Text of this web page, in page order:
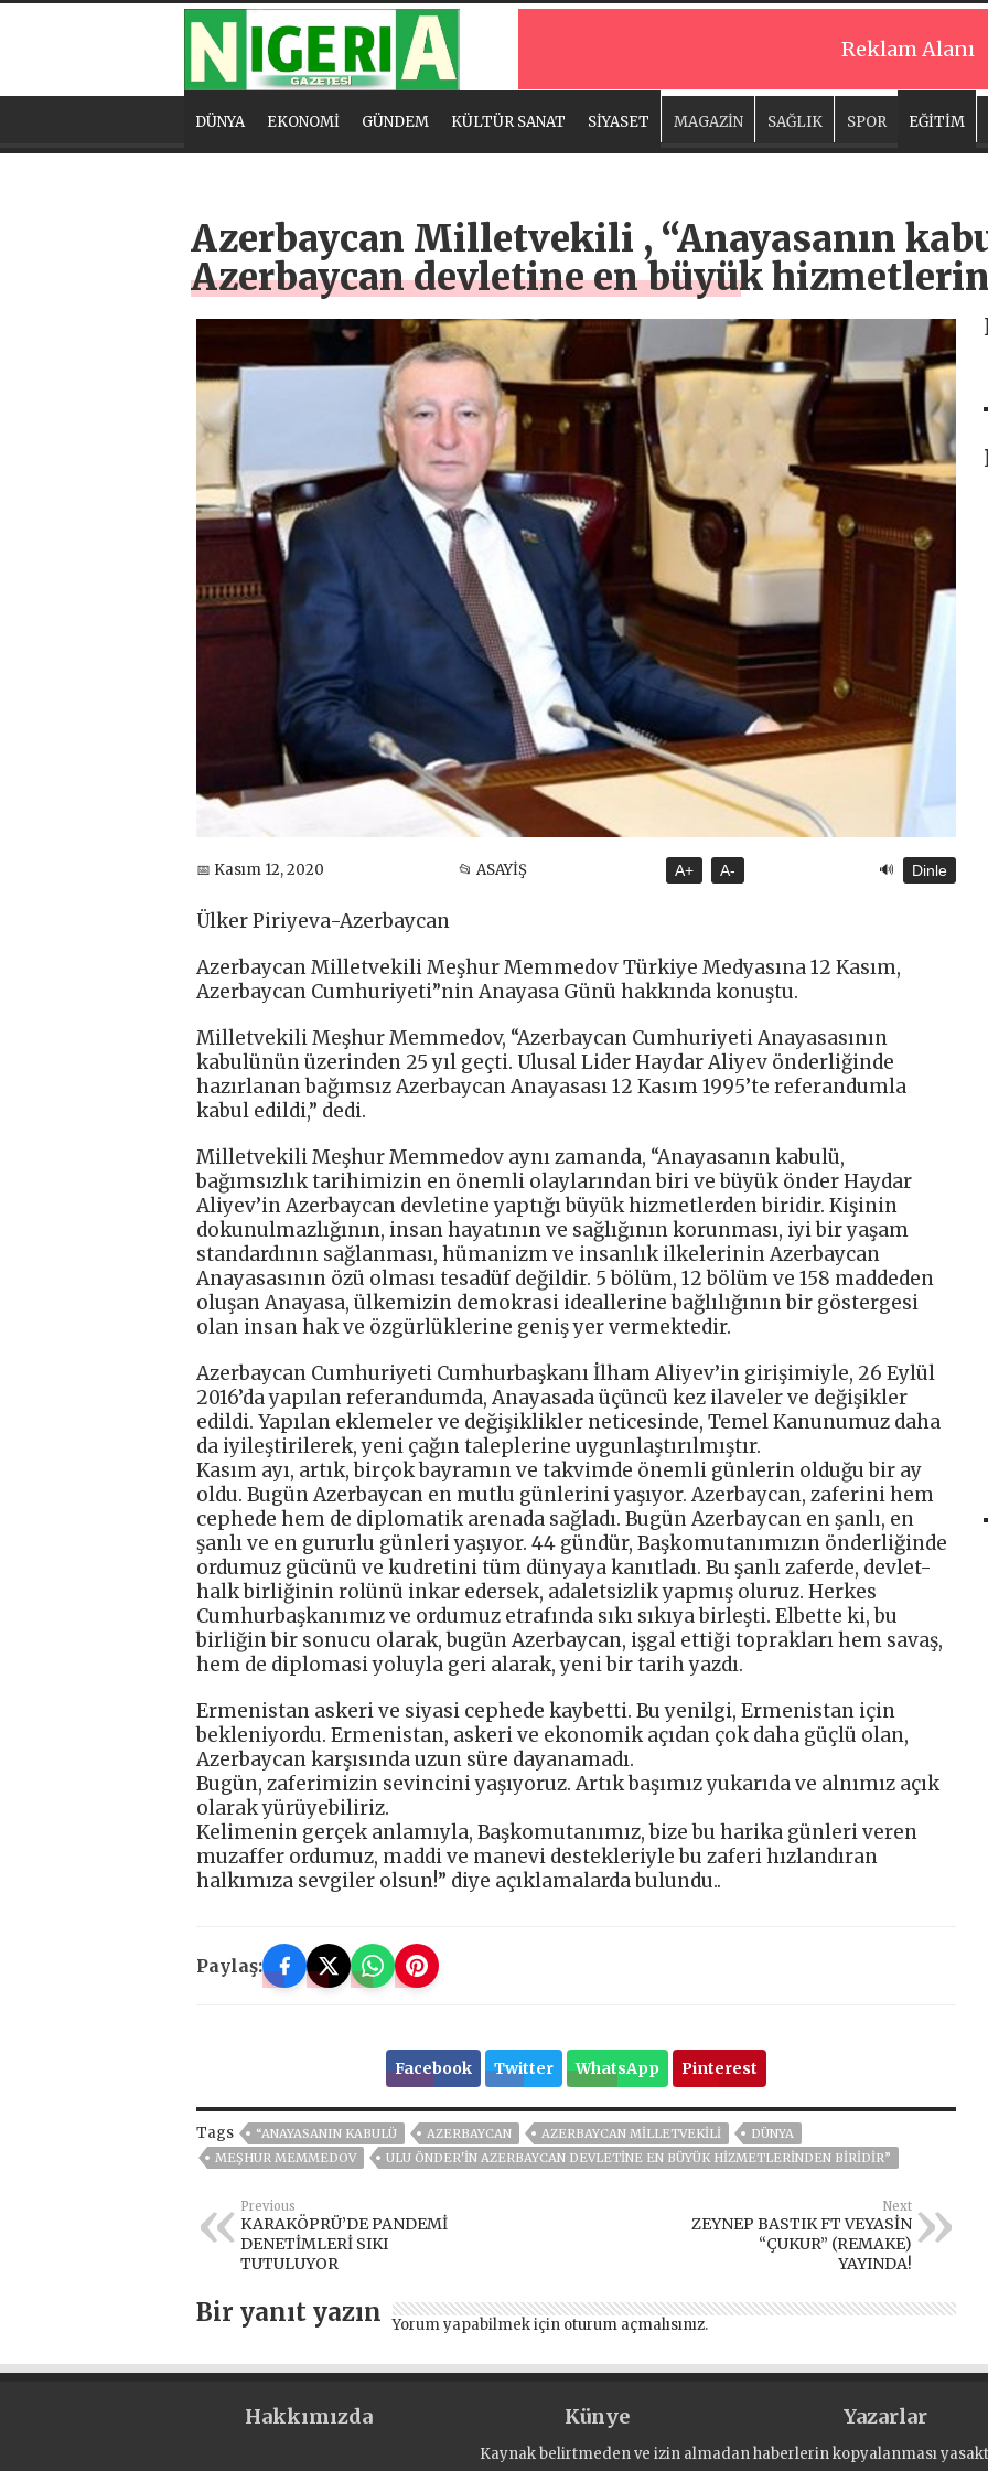
Reklam Alanı
DÜNYA EKONOMİ GÜNDEM KÜLTÜR SANAT SİYASET MAGAZİN SAĞLIK SPOR EĞİTİM
Azerbaycan Milletvekili , “Anayasanın
Azerbaycan devletine en büyük
📅 Kasım 12, 2020 📂 ASAYİŞ A+ A- 🔊 Dinle
Ülker Piriyeva-Azerbaycan
Azerbaycan Milletvekili Meşhur Memmedov Türkiye Medyasına 12 Kasım,
Azerbaycan Cumhuriyeti”nin Anayasa Günü hakkında konuştu.
Milletvekili Meşhur Memmedov, “Azerbaycan Cumhuriyeti Anayasasının
kabulünün üzerinden 25 yıl geçti. Ulusal Lider Haydar Aliyev önderliğinde
hazırlanan bağımsız Azerbaycan Anayasası 12 Kasım 1995’te referandumla
kabul edildi,” dedi.
Milletvekili Meşhur Memmedov aynı zamanda, “Anayasanın kabulü,
bağımsızlık tarihimizin en önemli olaylarından biri ve büyük önder Haydar
Aliyev’in Azerbaycan devletine yaptığı büyük hizmetlerden biridir. Kişinin
dokunulmazlığının, insan hayatının ve sağlığının korunması, iyi bir yaşam
standardının sağlanması, hümanizm ve insanlık ilkelerinin Azerbaycan
Anayasasının özü olması tesadüf değildir. 5 bölüm, 12 bölüm ve 158 maddeden
oluşan Anayasa, ülkemizin demokrasi ideallerine bağlılığının bir göstergesi
olan insan hak ve özgürlüklerine geniş yer vermektedir.
Azerbaycan Cumhuriyeti Cumhurbaşkanı İlham Aliyev’in girişimiyle, 26 Eylül
2016’da yapılan referandumda, Anayasada üçüncü kez ilaveler ve değişikler
edildi. Yapılan eklemeler ve değişiklikler neticesinde, Temel Kanunumuz daha
da iyileştirilerek, yeni çağın taleplerine uygunlaştırılmıştır.
Kasım ayı, artık, birçok bayramın ve takvimde önemli günlerin olduğu bir ay
oldu. Bugün Azerbaycan en mutlu günlerini yaşıyor. Azerbaycan, zaferini hem
cephede hem de diplomatik arenada sağladı. Bugün Azerbaycan en şanlı, en
şanlı ve en gururlu günleri yaşıyor. 44 gündür, Başkomutanımızın önderliğinde
ordumuz gücünü ve kudretini tüm dünyaya kanıtladı. Bu şanlı zaferde, devlet-
halk birliğinin rolünü inkar edersek, adaletsizlik yapmış oluruz. Herkes
Cumhurbaşkanımız ve ordumuz etrafında sıkı sıkıya birleşti. Elbette ki, bu
birliğin bir sonucu olarak, bugün Azerbaycan, işgal ettiği toprakları hem savaş,
hem de diplomasi yoluyla geri alarak, yeni bir tarih yazdı.
Ermenistan askeri ve siyasi cephede kaybetti. Bu yenilgi, Ermenistan için
bekleniyordu. Ermenistan, askeri ve ekonomik açıdan çok daha güçlü olan,
Azerbaycan karşısında uzun süre dayanamadı.
Bugün, zaferimizin sevincini yaşıyoruz. Artık başımız yukarıda ve alnımız açık
olarak yürüyebiliriz.
Kelimenin gerçek anlamıyla, Başkomutanımız, bize bu harika günleri veren
muzaffer ordumuz, maddi ve manevi destekleriyle bu zaferi hızlandıran
halkımıza sevgiler olsun!” diye açıklamalarda bulundu..
Paylaş:
Facebook Twitter WhatsApp Pinterest
Tags “ANAYASANIN KABULÜ AZERBAYCAN AZERBAYCAN MİLLETVEKİLİ
DÜNYA
MEŞHUR MEMMEDOV
ULU ÖNDER'IN AZERBAYCAN DEVLETINE EN BÜYÜK HIZMETLERINDEN BIRIDIR”
Previous
KARAKÖPRÜ’DE PANDEMİ
DENETİMLERİ SIKI
TUTULUYOR
Next
ZEYNEP BASTIK FT VEYASİN
“ÇUKUR” (REMAKE)
YAYINDA!
Bir yanıt yazın Yorum yapabilmek için oturum açmalısınız.
Hakkımızda Künye Yazarlar
Kaynak belirtmeden ve izin almadan haberlerin kopyalanması